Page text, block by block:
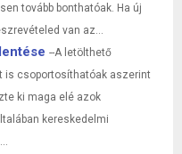
tovább bonthatóak. Ha új
van az...
--A letölthető
is csoportosíthatóak aszerint
ki maga elé azok
kereskedelmi